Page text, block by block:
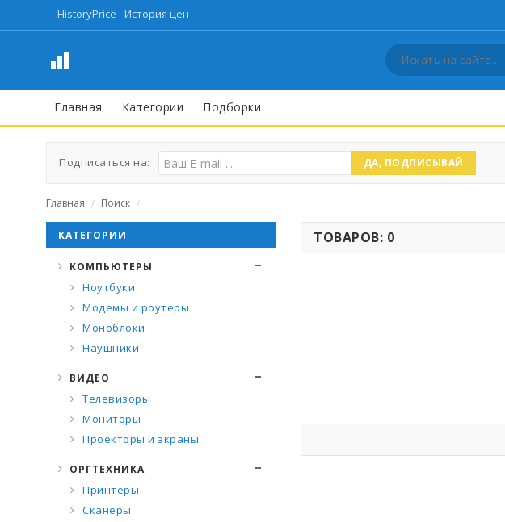
HistoryPrice - История цен
Главная Категории Подборки
Подписаться на: ДА, ПОДПИСЫВАЙ
Главная / Поиск /
ТОВАРОВ: 0
КАТЕГОРИИ
КОМПЬЮТЕРЫ
Ноутбуки
Модемы и роутеры
Моноблоки
Наушники
ВИДЕО
Телевизоры
Мониторы
Проекторы и экраны
ОРГТЕХНИКА
Принтеры
Сканеры